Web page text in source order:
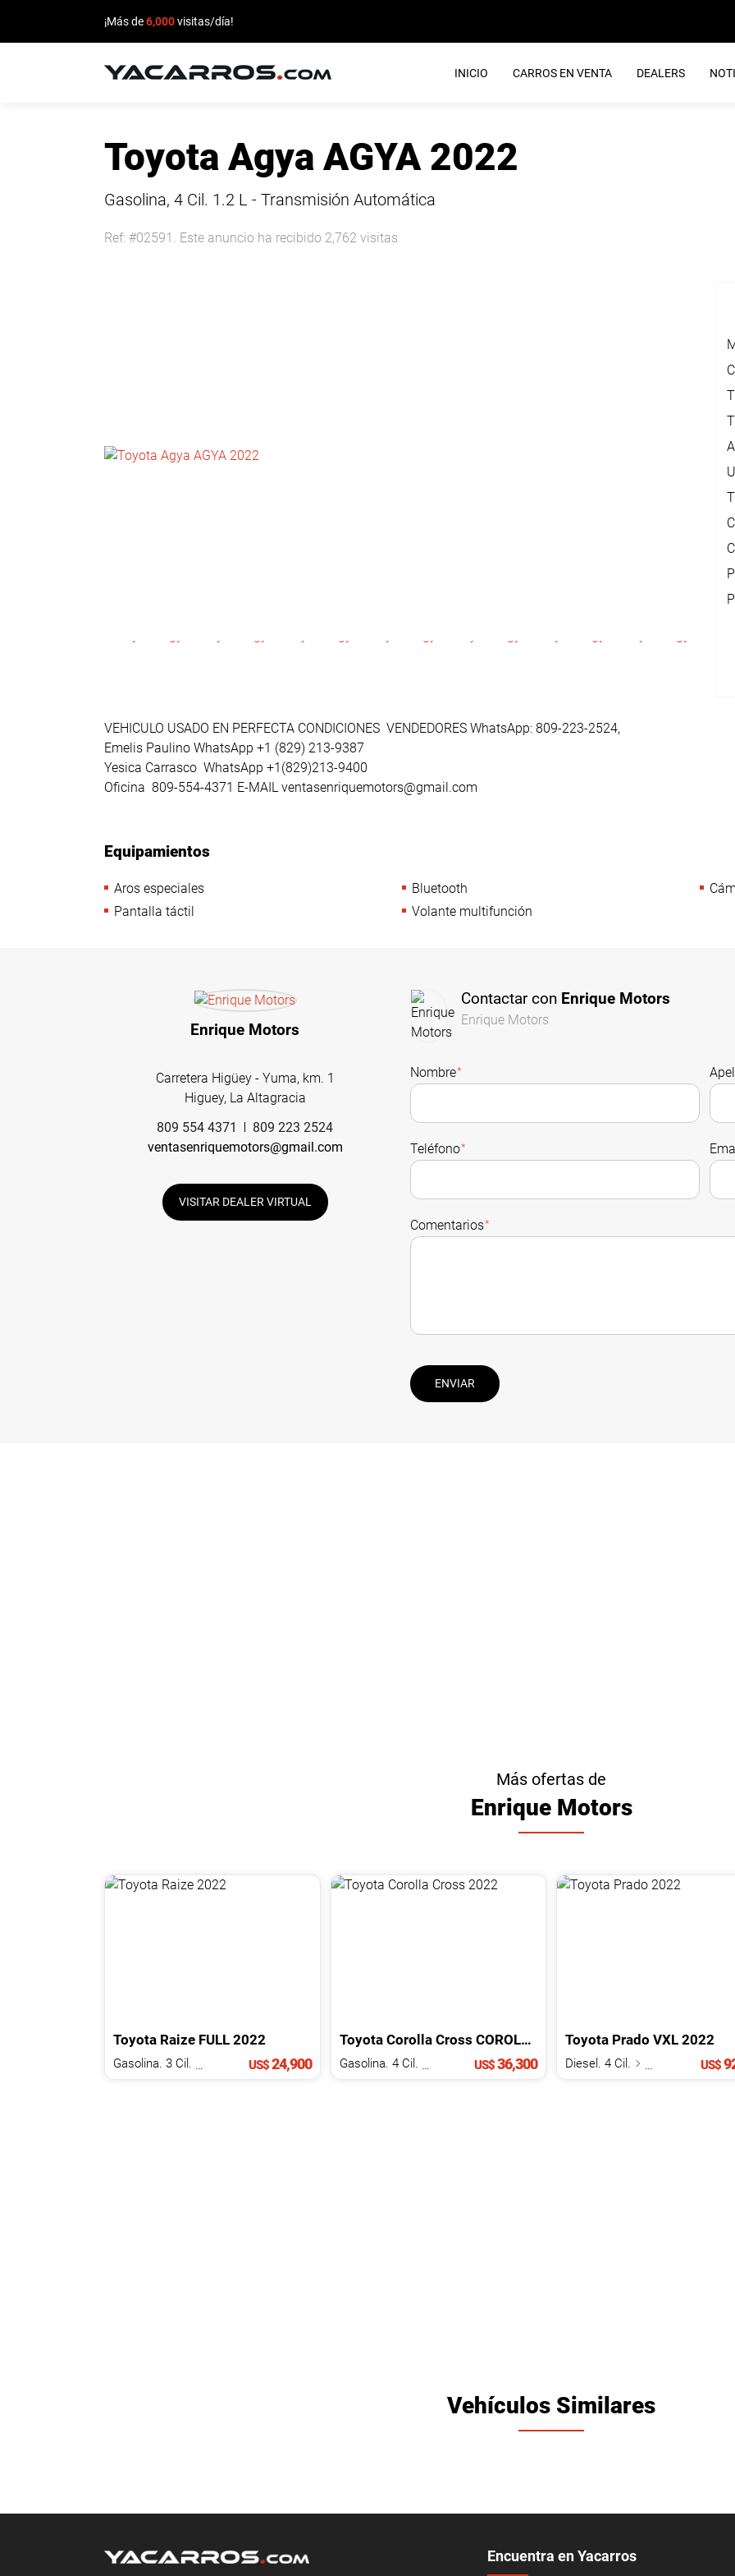
¡Más de6,000visitas/día!
INICIO CARROS EN VENTA DEALERS
Toyota Agya AGYA 2022
Gasolina, 4 Cil. 1.2 L - Transmisión Automática
Ref: #02591. Este anuncio ha recibido 2,762 visitas
VEHICULO USADO EN PERFECTA CONDICIONES VENDEDORES WhatsApp: 809-223-2524,
Emelis Paulino WhatsApp +1 (829) 213-9387
Yesica Carrasco WhatsApp +1(829)213-9400
Oficina 809-554-4371 E-MAIL ventasenriquemotors@gmail.com
Equipamientos
Aros especiales Bluetooth
Pantalla táctil
Volante multifunción
Enrique Motors
Carretera Higüey - Yuma, km. 1
Higuey, La Altagracia
809 554 4371
809 223 2524
ventasenriquemotors@gmail.com
VISITAR DEALER VIRTUAL
Contactar con Enrique Motors
Enrique Motors
Nombre*
Teléfono*
Comentarios*
ENVIAR
Más ofertas de
Enrique Motors
Toyota Raize FULL 2022
US$24,900
Toyota Corolla Cross COROLLA CROSS 2022
US$36,300
Toyota Prado VXL 2022
Diesel. 4 Cil. US$
Vehículos Similares
Encuentra en Yacarros